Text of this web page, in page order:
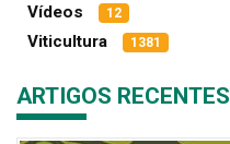
Vídeos 12
Viticultura 1381
ARTIGOS RECENTES